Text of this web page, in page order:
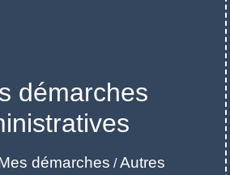
démarches
démarches /Autres